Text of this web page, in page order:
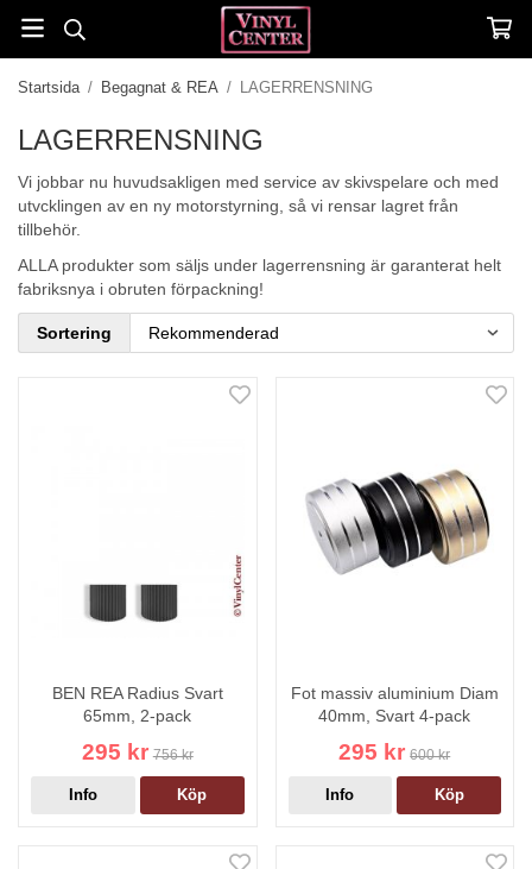
Startsida / Begagnat & REA / LAGERRENSNING
LAGERRENSNING
Vi jobbar nu huvudsakligen med service av skivspelare och med
utvcklingen av en ny motorstyrning, så vi rensar lagret från
tillbehör.
ALLA produkter som säljs under lagerrensning är garanterat helt
fabriksnya i obruten förpackning!
Sortering
BEN REA Radius Svart
65mm, 2-pack
295 kr 756 kr
Info Köp
Fot massiv aluminium Diam
40mm, Svart 4-pack
295 kr 600 kr
Info Köp